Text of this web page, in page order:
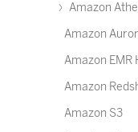
Amazon
Amazon
Amazon EMR
Amazon
Amazon S3